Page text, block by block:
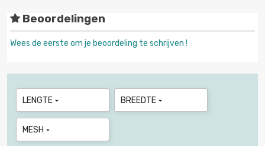
Beoordelingen
Wees de eerste om je beoordeling te schrijven !
LENGTE  BREEDTE 
MESH 